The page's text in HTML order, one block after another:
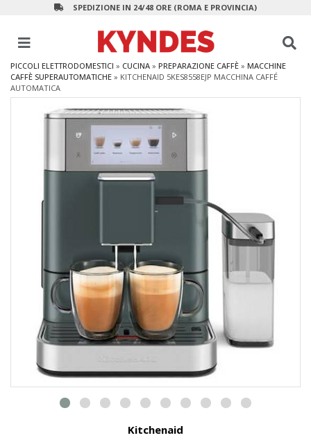
SPEDIZIONE IN 24/48 ORE (ROMA E PROVINCIA)
PICCOLI ELETTRODOMESTICI » CUCINA » PREPARAZIONE CAFFÈ » MACCHINE
CAFFÈ SUPERAUTOMATICHE » KITCHENAID 5KES8558EJP MACCHINA CAFFÉ
AUTOMATICA
Kitchenaid